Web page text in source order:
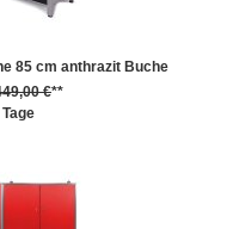
85 cm anthrazit Buche
€**